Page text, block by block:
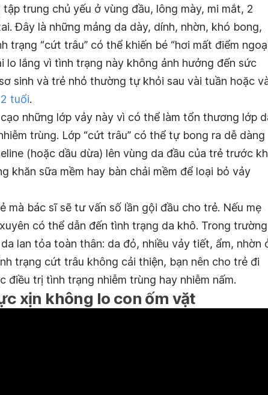
trung chủ yếu ở vùng đầu, lông mày, mi mắt, 2
Đây là những mảng da dày, dính, nhờn, khó bong,
trạng “cứt trâu” có thể khiến bé “hơi mất điểm
lo lắng vì tình trạng này không ảnh hưởng đến sức
sinh và trẻ nhỏ thường tự khỏi sau vài tuần hoặc
2 tuổi.
những lớp vảy này vì có thể làm tổn thương lớp
trùng. Lớp “cứt trâu” có thể tự bong ra dễ dàng
(hoặc dầu dừa) lên vùng da đầu của trẻ trước
khăn sữa mềm hay bàn chải mềm để loại bỏ vảy
mà bác sĩ sẽ tư vấn số lần gội đầu cho trẻ. Nếu mẹ
có thể dẫn đến tình trạng da khô. Trong trường
lan tỏa toàn thân: da đỏ, nhiều vảy tiết, ẩm, nhờn
trạng cứt trâu không cải thiện, bạn nên cho trẻ đi
điều trị tình trạng nhiễm trùng hay nhiễm nấm.
xịn không lo con ốm vặt